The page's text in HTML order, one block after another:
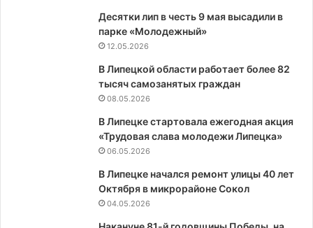
Десятки лип в честь 9 мая высадили в
парке «Молодежный»
12.05.2026
В Липецкой области работает более 82
тысяч самозанятых граждан
08.05.2026
В Липецке стартовала ежегодная акция
«Трудовая слава молодежи Липецка»
06.05.2026
В Липецке начался ремонт улицы 40 лет
Октября в микрорайоне Сокол
04.05.2026